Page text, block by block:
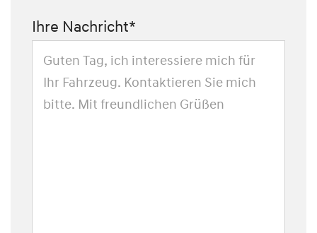
Ihre Nachricht*